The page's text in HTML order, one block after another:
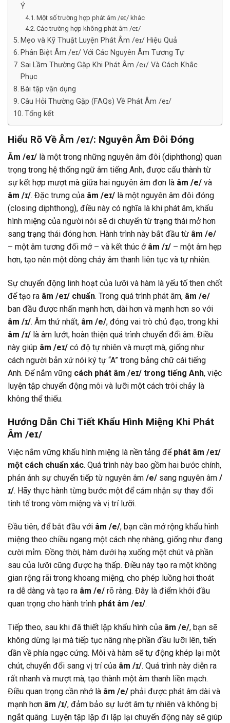
Ý
Một số trường hợp phát âm /eɪ/ khác
Các trường hợp không phát âm /eɪ/
Mẹo và Kỹ Thuật Luyện Phát Âm /eɪ/ Hiệu Quả
Phân Biệt Âm /eɪ/ Với Các Nguyên Âm Tương Tự
Sai Lầm Thường Gặp Khi Phát Âm /eɪ/ Và Cách Khắc
Phục
Bài tập vận dụng
Câu Hỏi Thường Gặp (FAQs) Về Phát Âm /eɪ/
Tổng kết
Hiểu Rõ Về Âm /eɪ/: Nguyên Âm Đôi Đóng
Âm /eɪ/ là một trong những nguyên âm đôi (diphthong) quan
trọng trong hệ thống ngữ âm tiếng Anh, được cấu thành từ
sự kết hợp mượt mà giữa hai nguyên âm đơn là âm /e/ và
âm /ɪ/. Đặc trưng của âm /eɪ/ là một nguyên âm đôi đóng
(closing diphthong), điều này có nghĩa là khi phát âm, khẩu
hình miệng của người nói sẽ di chuyển từ trạng thái mở hơn
sang trạng thái đóng hơn. Hành trình này bắt đầu từ âm /e/
– một âm tương đối mở – và kết thúc ở âm /ɪ/ – một âm hẹp
hơn, tạo nên một dòng chảy âm thanh liên tục và tự nhiên.
Sự chuyển động linh hoạt của lưỡi và hàm là yếu tố then chốt
để tạo ra âm /eɪ/ chuẩn. Trong quá trình phát âm, âm /e/
ban đầu được nhấn mạnh hơn, dài hơn và mạnh hơn so với
âm /ɪ/. Âm thứ nhất, âm /e/, đóng vai trò chủ đạo, trong khi
âm /ɪ/ là âm lướt, hoàn thiện quá trình chuyển đổi âm. Điều
này giúp âm /eɪ/ có độ tự nhiên và mượt mà, giống như
cách người bản xứ nói ký tự “A” trong bảng chữ cái tiếng
Anh. Để nắm vững cách phát âm /eɪ/ trong tiếng Anh, việc
luyện tập chuyển động môi và lưỡi một cách trôi chảy là
không thể thiếu.
Hướng Dẫn Chi Tiết Khẩu Hình Miệng Khi Phát
Âm /eɪ/
Việc nắm vững khẩu hình miệng là nền tảng để phát âm /eɪ/
một cách chuẩn xác. Quá trình này bao gồm hai bước chính,
phản ánh sự chuyển tiếp từ nguyên âm /e/ sang nguyên âm /
ɪ/. Hãy thực hành từng bước một để cảm nhận sự thay đổi
tinh tế trong vòm miệng và vị trí lưỡi.
Đầu tiên, để bắt đầu với âm /e/, bạn cần mở rộng khẩu hình
miệng theo chiều ngang một cách nhẹ nhàng, giống như đang
cười mỉm. Đồng thời, hàm dưới hạ xuống một chút và phần
sau của lưỡi cũng được hạ thấp. Điều này tạo ra một không
gian rộng rãi trong khoang miệng, cho phép luồng hơi thoát
ra dễ dàng và tạo ra âm /e/ rõ ràng. Đây là điểm khởi đầu
quan trọng cho hành trình phát âm /eɪ/.
Tiếp theo, sau khi đã thiết lập khẩu hình của âm /e/, bạn sẽ
không dừng lại mà tiếp tục nâng nhẹ phần đầu lưỡi lên, tiến
dần về phía ngạc cứng. Môi và hàm sẽ tự động khép lại một
chút, chuyển đổi sang vị trí của âm /ɪ/. Quá trình này diễn ra
rất nhanh và mượt mà, tạo thành một âm thanh liền mạch.
Điều quan trọng cần nhớ là âm /e/ phải được phát âm dài và
mạnh hơn âm /ɪ/, đảm bảo sự lướt âm tự nhiên và không bị
ngắt quãng. Luyện tập lặp đi lặp lại chuyển động này sẽ giúp